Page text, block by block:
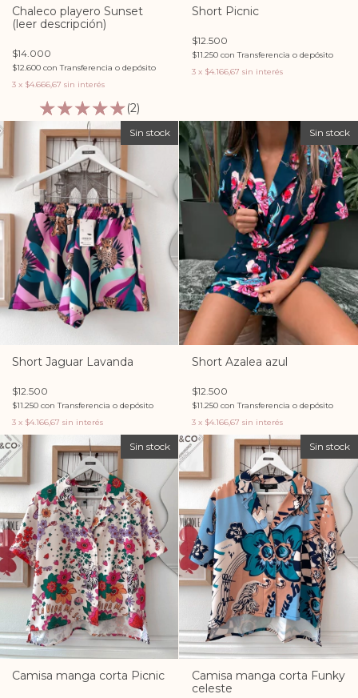
Chaleco playero Sunset
(leer descripción)
$14.000
$12.600 con Transferencia o depósito
3 x $4.666,67 sin interés
(2)
Short Picnic
$12.500
$11.250 con Transferencia o depósito
3 x $4.166,67 sin interés
Sin stock
Short Jaguar Lavanda
$12.500
$11.250 con Transferencia o depósito
3 x $4.166,67 sin interés
Sin stock
Short Azalea azul
$12.500
$11.250 con Transferencia o depósito
3 x $4.166,67 sin interés
Sin stock
Camisa manga corta Picnic
Sin stock
Camisa manga corta Funky
celeste